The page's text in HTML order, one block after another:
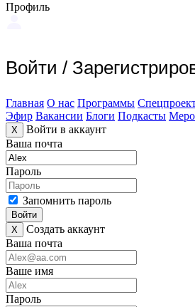
Профиль
Войти /
Главная О нас Программы
Эфир Вакансии Блоги Подкасты
X
Войти в аккаунт
Ваша почта
Пароль
Запомнить пароль
Войти
X
Создать аккаунт
Ваша почта
Ваше имя
Пароль